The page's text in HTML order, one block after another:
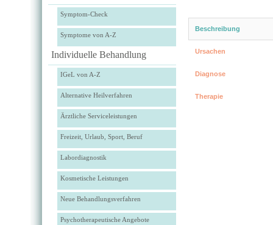
Symptom-Check
Symptome von A-Z
Individuelle Behandlung
IGeL von A-Z
Alternative Heilverfahren
Ärztliche Serviceleistungen
Freizeit, Urlaub, Sport, Beruf
Labordiagnostik
Kosmetische Leistungen
Neue Behandlungsverfahren
Psychotherapeutische Angebote
Beschreibung
Ursachen
Diagnose
Therapie